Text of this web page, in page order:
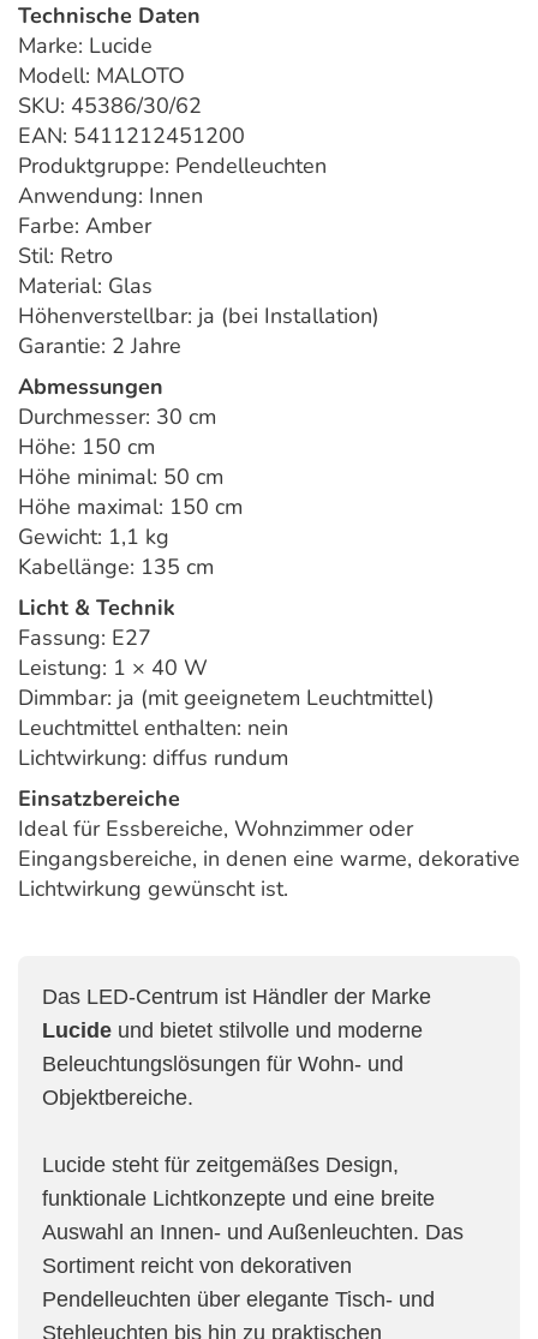
Technische Daten
Marke: Lucide
Modell: MALOTO
SKU: 45386/30/62
EAN: 5411212451200
Produktgruppe: Pendelleuchten
Anwendung: Innen
Farbe: Amber
Stil: Retro
Material: Glas
Höhenverstellbar: ja (bei Installation)
Garantie: 2 Jahre
Abmessungen
Durchmesser: 30 cm
Höhe: 150 cm
Höhe minimal: 50 cm
Höhe maximal: 150 cm
Gewicht: 1,1 kg
Kabellänge: 135 cm
Licht & Technik
Fassung: E27
Leistung: 1 × 40 W
Dimmbar: ja (mit geeignetem Leuchtmittel)
Leuchtmittel enthalten: nein
Lichtwirkung: diffus rundum
Einsatzbereiche
Ideal für Essbereiche, Wohnzimmer oder
Eingangsbereiche, in denen eine warme, dekorative
Lichtwirkung gewünscht ist.
Das LED-Centrum ist Händler der Marke
Lucide und bietet stilvolle und moderne
Beleuchtungslösungen für Wohn- und
Objektbereiche.
Lucide steht für zeitgemäßes Design,
funktionale Lichtkonzepte und eine breite
Auswahl an Innen- und Außenleuchten. Das
Sortiment reicht von dekorativen
Pendelleuchten über elegante Tisch- und
Stehleuchten bis hin zu praktischen